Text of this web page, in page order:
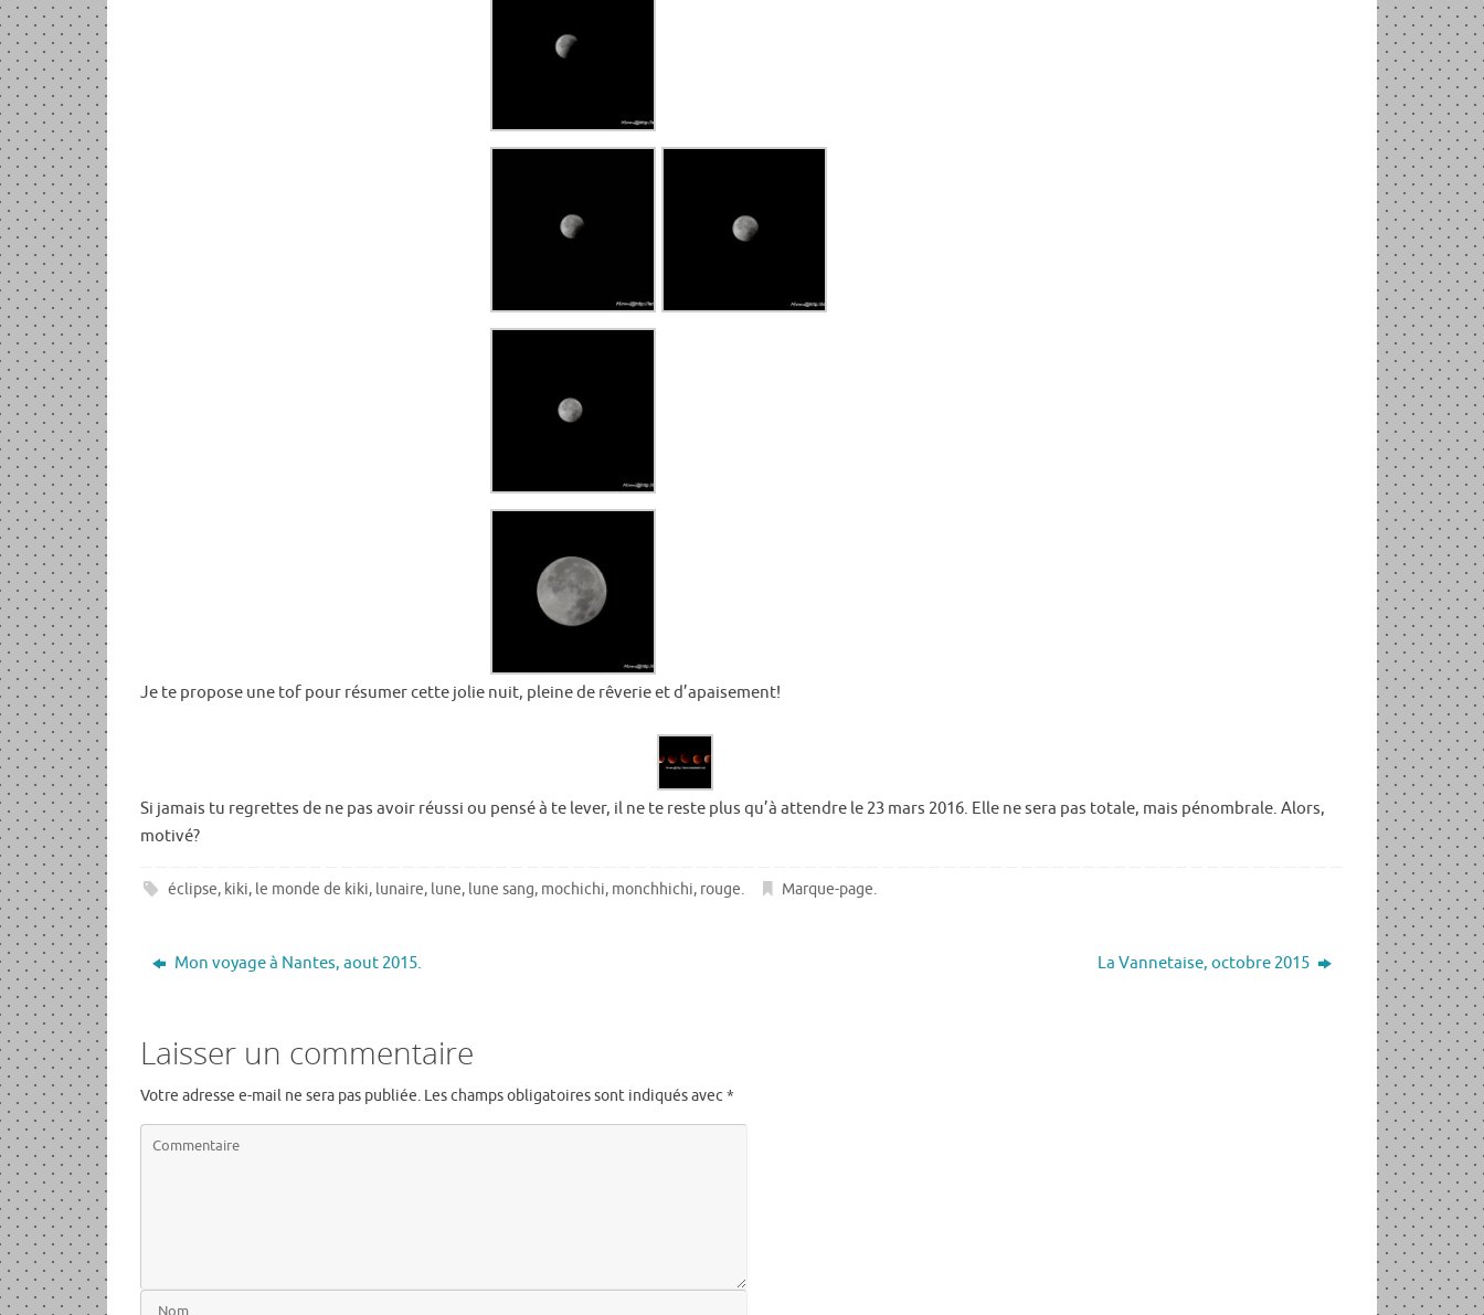
Je te propose une tof pour résumer cette jolie nuit, pleine de rêverie et d’apaisement!
Si jamais tu regrettes de ne pas avoir réussi ou pensé à te lever, il ne te reste plus qu’à attendre le 23 mars 2016. Elle ne sera pas totale, mais pénombrale. Alors,
motivé?
éclipse, kiki, le monde de kiki, lunaire, lune, lune sang, mochichi, monchhichi, rouge. Marque-page.
Mon voyage à Nantes, aout 2015. La Vannetaise, octobre 2015
Laisser un commentaire
Votre adresse e-mail ne sera pas publiée. Les champs obligatoires sont indiqués avec*